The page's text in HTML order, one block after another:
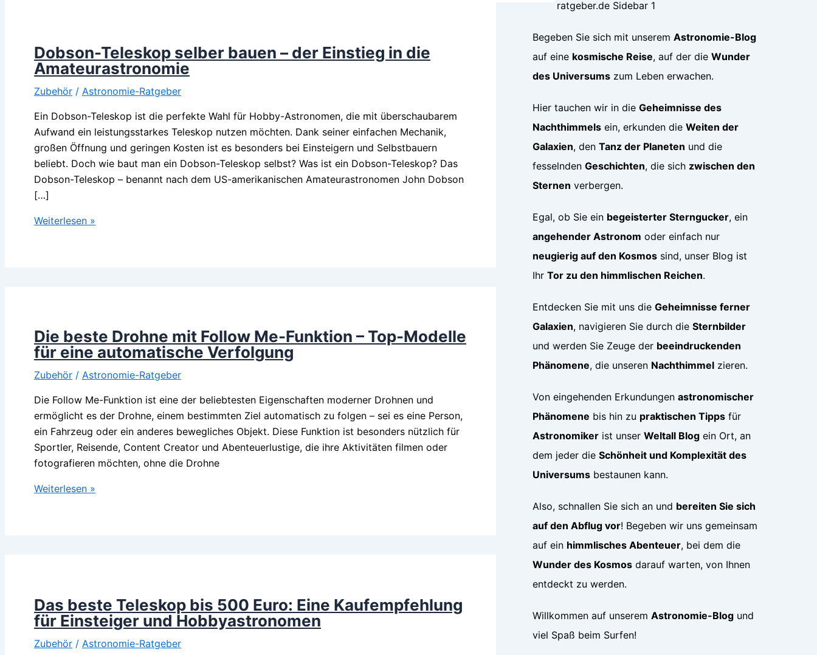
Dobson-Teleskop selber bauen – der Einstieg in die
Amateurastronomie
Zubehör / Astronomie-Ratgeber
Ein Dobson-Teleskop ist die perfekte Wahl für Hobby-Astronomen, die mit überschaubarem
Aufwand ein leistungsstarkes Teleskop nutzen möchten. Dank seiner einfachen Mechanik,
großen Öffnung und geringen Kosten ist es besonders bei Einsteigern und Selbstbauern
beliebt. Doch wie baut man ein Dobson-Teleskop selbst? Was ist ein Dobson-Teleskop? Das
Dobson-Teleskop – benannt nach dem US-amerikanischen Amateurastronomen John Dobson
[…]
Dobson-
in
die
Amateurastronomie
Weiterlesen »
Die beste Drohne mit Follow Me-Funktion – Top-Modelle
für eine automatische Verfolgung
Zubehör / Astronomie-Ratgeber
Die Follow Me-Funktion ist eine der beliebtesten Eigenschaften moderner Drohnen und
ermöglicht es der Drohne, einem bestimmten Ziel automatisch zu folgen – sei es eine Person,
ein Fahrzeug oder ein anderes bewegliches Objekt. Diese Funktion ist besonders nützlich für
Sportler, Reisende, Content Creator und Abenteuerlustige, die ihre Aktivitäten filmen oder
fotografieren möchten, ohne die Drohne
Die
–
Top-
Modelle
für
Weiterlesen »
Das beste Teleskop bis 500 Euro: Eine Kaufempfehlung
für Einsteiger und Hobbyastronomen
Zubehör / Astronomie-Ratgeber
Begeben Sie sich mit unserem Astronomie-Blog
auf eine kosmische Reise, auf der die Wunder
des Universums zum Leben erwachen.
Hier tauchen wir in die Geheimnisse des
Nachthimmels ein, erkunden die Weiten der
Galaxien, den Tanz der Planeten und die
fesselnden Geschichten, die sich zwischen den
Sternen verbergen.
Egal, ob Sie ein begeisterter Sterngucker, ein
angehender Astronom oder einfach nur
neugierig auf den Kosmos sind, unser Blog ist
Ihr Tor zu den himmlischen Reichen.
Entdecken Sie mit uns die Geheimnisse ferner
Galaxien, navigieren Sie durch die Sternbilder
und werden Sie Zeuge der beeindruckenden
Phänomene, die unseren Nachthimmel zieren.
Von eingehenden Erkundungen astronomischer
Phänomene bis hin zu praktischen Tipps für
Astronomiker ist unser Weltall Blog ein Ort, an
dem jeder die Schönheit und Komplexität des
Universums bestaunen kann.
Also, schnallen Sie sich an und bereiten Sie sich
auf den Abflug vor! Begeben wir uns gemeinsam
auf ein himmlisches Abenteuer, bei dem die
Wunder des Kosmos darauf warten, von Ihnen
entdeckt zu werden.
Willkommen auf unserem Astronomie-Blog und
viel Spaß beim Surfen!